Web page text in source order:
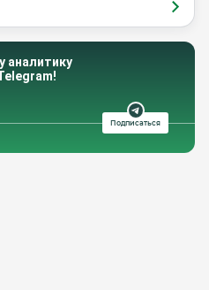
аналитику
Подписаться